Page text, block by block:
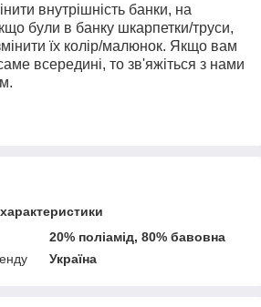
внутрішність банки, на
були в банку шкарпетки/труси,
їх колір/малюнок. Якщо вам
всередині, то зв'яжіться з нами
20% поліамід, 80% бавовна
Україна